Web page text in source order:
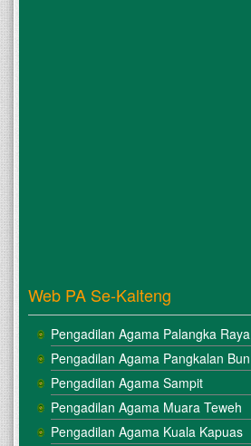
Web PA Se-Kalteng
Pengadilan Agama Palangka Raya
Pengadilan Agama Pangkalan Bun
Pengadilan Agama Sampit
Pengadilan Agama Muara Teweh
Pengadilan Agama Kuala Kapuas